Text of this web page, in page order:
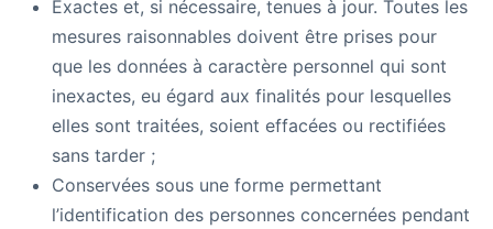
Exactes et, si nécessaire, tenues à jour. Toutes les
mesures raisonnables doivent être prises pour
que les données à caractère personnel qui sont
inexactes, eu égard aux finalités pour lesquelles
elles sont traitées, soient effacées ou rectifiées
sans tarder ;
Conservées sous une forme permettant
l’identification des personnes concernées pendant